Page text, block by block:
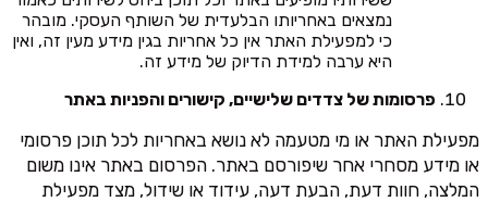
נמצאים באחריותו הבלעדית של השותף העסקי. מובהר
כי למפעילת האתר אין כל אחריות בגין מידע מעין זה, ואין
היא ערבה למידת הדיוק של מידע זה.
פרסומות של צדדים שלישיים, קישורים והפניות באתר
מפעילת האתר או מי מטעמה לא נושא באחריות לכל תוכן פרסומי
או מידע מסחרי אחר שיפורסם באתר. הפרסום באתר אינו משום
המלצה, חוות דעת, הבעת דעה, עידוד או שידול, מצד מפעילת